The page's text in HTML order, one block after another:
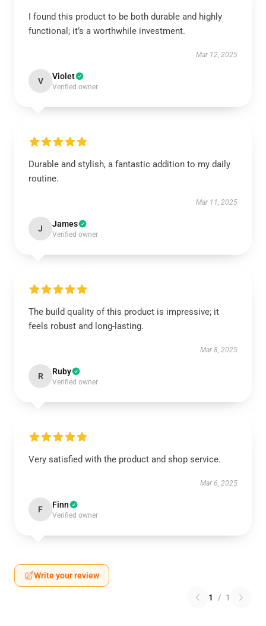
I found this product to be both durable and highly
functional; it’s a worthwhile investment.
Mar 12, 2025
V Violet
Verified owner
Durable and stylish, a fantastic addition to my daily
routine.
Mar 11, 2025
J James
Verified owner
The build quality of this product is impressive; it
feels robust and long-lasting.
Mar 8, 2025
R Ruby
Verified owner
Very satisfied with the product and shop service.
Mar 6, 2025
F Finn
Verified owner
Write your review
1 / 1